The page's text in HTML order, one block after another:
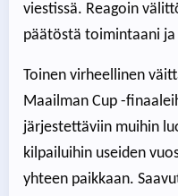
viestissä. Reagoin
päätöstä toimintaani
Toinen virheellinen
Maailman Cup -
järjestettäviin muihin
kilpailuihin useiden
yhteen paikkaan.